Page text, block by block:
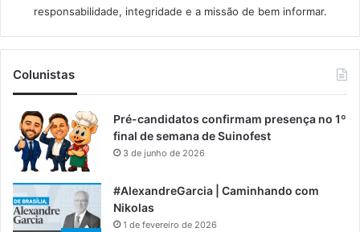
responsabilidade, integridade e a missão de bem informar.​
Colunistas
Pré-candidatos confirmam presença no 1º
final de semana de Suinofest
3 de junho de 2026
#AlexandreGarcia | Caminhando com
Nikolas
1 de fevereiro de 2026